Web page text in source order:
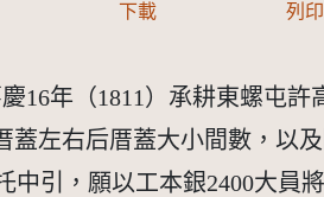
下載 列印
16年（1811）承耕東螺屯許
蓋左右后厝蓋大小間數，以
中引，願以工本銀2400大員